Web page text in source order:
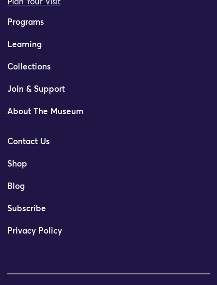
Plan Your Visit
Programs
Learning
Collections
Join & Support
About The Museum
Contact Us
Shop
Blog
Subscribe
Privacy Policy